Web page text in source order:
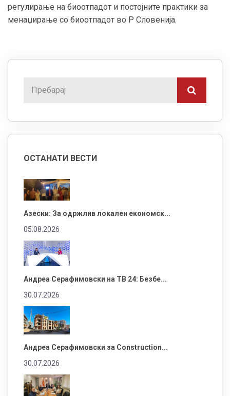
регулирање на биоотпадот и постојните практики за
менаџирање со биоотпадот во Р Словенија.
ОСТАНАТИ ВЕСТИ
Азески: За одржлив локален економск...
05.08.2026
Андреа Серафимовски на ТВ 24: Безбе...
30.07.2026
Андреа Серафимовски за Construction...
30.07.2026